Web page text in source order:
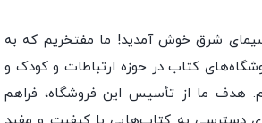
سیمای شرق خوش آمدید! ما مفتخریم که به
کتاب در حوزه ارتباطات و کودک و
هدف ما از تأسیس این فروشگاه، فراهم